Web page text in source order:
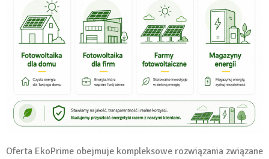
Oferta EkoPrime obejmuje kompleksowe rozwiązania związane